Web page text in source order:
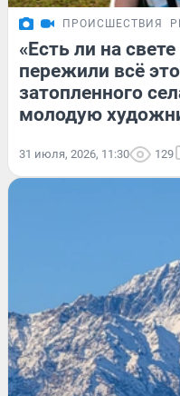
ПРОИСШЕСТВИЯ
«Есть ли на
пережили всё
затопленного
молодую
31 июля, 2026, 11:30 129